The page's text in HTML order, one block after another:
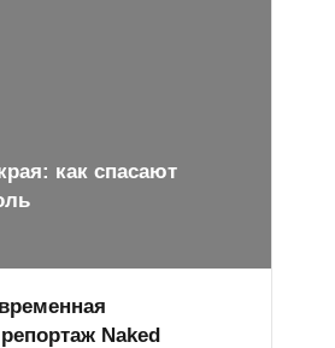
как спасают
Naked